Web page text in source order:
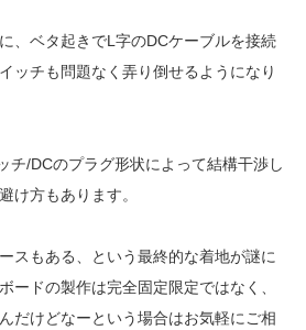
、ベタ起きでL字のDCケーブルを接続
ッチも問題なく弄り倒せるようになり
チ/DCのプラグ形状によって結構干渉し
け方もあります。
スもある、という最終的な着地が謎に
ードの製作は完全固定限定ではなく、
だけどなーという場合はお気軽にご相